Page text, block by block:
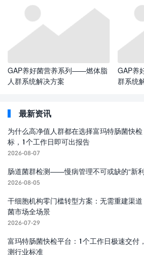
GAP养好菌营养系列——燃体脂
人群系统解决方案
GAP养
群系统
最新资讯
为什么高净值人群都在选择富玛特肠菌快
标，1个工作日即可出报告
2026-08-07
肠道菌群检测——慢病管理不可或缺的“新
2026-08-05
干细胞机构零门槛转型方案：无需重建渠
菌市场全场景
2026-07-29
富玛特肠菌快检平台：1个工作日极速交付
测行业标准